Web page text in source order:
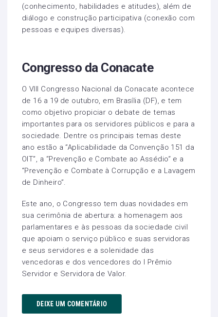
(conhecimento, habilidades e atitudes), além de
diálogo e construção participativa (conexão com
pessoas e equipes diversas).
Congresso da Conacate
O VIII Congresso Nacional da Conacate acontece
de 16 a 19 de outubro, em Brasília (DF), e tem
como objetivo propiciar o debate de temas
importantes para os servidores públicos e para a
sociedade. Dentre os principais temas deste
ano estão a “Aplicabilidade da Convenção 151 da
OIT”, a “Prevenção e Combate ao Assédio” e a
“Prevenção e Combate à Corrupção e a Lavagem
de Dinheiro”.
Este ano, o Congresso tem duas novidades em
sua cerimônia de abertura: a homenagem aos
parlamentares e às pessoas da sociedade civil
que apoiam o serviço público e suas servidoras
e seus servidores e a solenidade das
vencedoras e dos vencedores do I Prêmio
Servidor e Servidora de Valor.
DEIXE UM COMENTÁRIO